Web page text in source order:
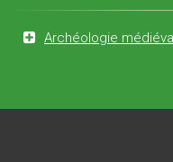
Archéologie